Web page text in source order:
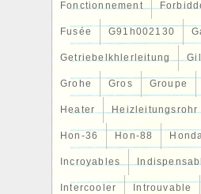
Fonctionnement
Fusée G91h002130
Getriebelkhlerleitung
Grohe Gros Groupe
Heater Heizleitungsrohr
Hon-36 Hon-88
Incroyables
Intercooler Introuvable